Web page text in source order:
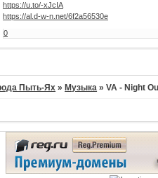
https://u.to/-xJcIA
https://al.d-w-n.net/6f2a56530e
0
Пыть-Ях » Музыка »VA - Night